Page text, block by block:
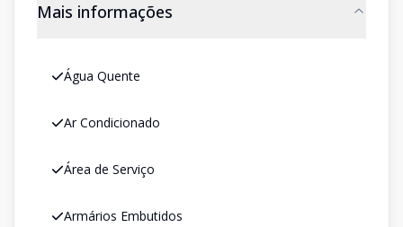
Mais informações
Água Quente
Ar Condicionado
Área de Serviço
Armários Embutidos